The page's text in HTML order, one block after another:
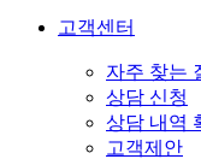
고객센터
자주 찾는
상담 신청
상담 내역
고객제안